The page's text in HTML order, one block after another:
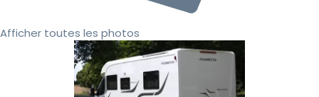
Afficher toutes les photos